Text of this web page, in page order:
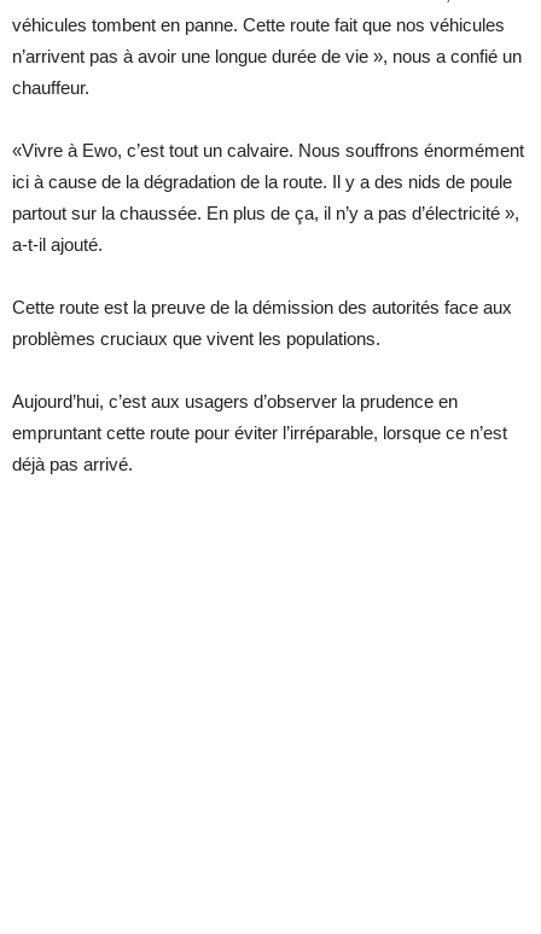
véhicules tombent en panne. Cette route fait que nos véhicules
n’arrivent pas à avoir une longue durée de vie », nous a confié un
chauffeur.
«Vivre à Ewo, c’est tout un calvaire. Nous souffrons énormément
ici à cause de la dégradation de la route. Il y a des nids de poule
partout sur la chaussée. En plus de ça, il n’y a pas d’électricité »,
a-t-il ajouté.
Cette route est la preuve de la démission des autorités face aux
problèmes cruciaux que vivent les populations.
Aujourd’hui, c’est aux usagers d’observer la prudence en
empruntant cette route pour éviter l’irréparable, lorsque ce n’est
déjà pas arrivé.